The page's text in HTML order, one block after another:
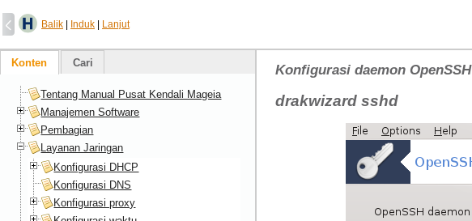
Balik Induk Lanjut
Konfigurasi daemon OpenSSH
drakwizard sshd
Konten Cari
Tentang Manual Pusat Kendali Mageia
Manajemen Software
Pembagian
Layanan Jaringan
Konfigurasi DHCP
Konfigurasi DNS
Konfigurasi proxy